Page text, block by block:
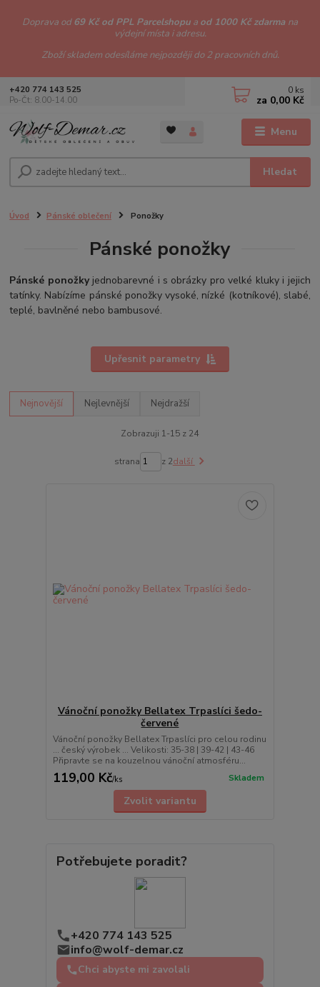
Doprava od69 Kč od PPL Parcelshopu a od 1000 Kč zdarma na
výdejní místa i adresu.
Zboží skladem odesíláme nejpozději do 2 pracovních dnů.
Menu
Hledat
+420 774 143 525
Po-Čt: 8.00-14.00
0 ks
za 0,00 Kč
Úvod Pánské oblečení Ponožky
Pánské ponožky
Pánské ponožkyjednobarevné i s obrázky pro velké kluky i jejich
tatínky. Nabízíme pánské ponožky vysoké, nízké (kotníkové), slabé,
teplé, bavlněné nebo bambusové.
Upřesnit parametry
Nejnovější Nejlevnější Nejdražší
Zobrazuji 1-15 z 24
strana z 2další
Vánoční ponožky Bellatex Trpaslíci šedo-
červené
Vánoční ponožky Bellatex Trpaslíci pro celou rodinu
... český výrobek ... Velikosti: 35-38 | 39-42 | 43-46
Připravte se na kouzelnou vánoční atmosféru...
119,00 Kč/ks Skladem
Zvolit variantu
Potřebujete poradit?
+420 774 143 525
info@wolf-demar.cz
Chci abyste mi zavolali